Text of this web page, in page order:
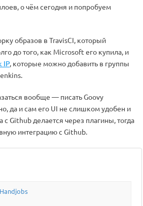
о чём сегодня и попробуем
образов в TravisCI, который
до того, как Microsoft его купила, и
IP, которые можно добавить в группы
вообще — писать Goovy
да и сам его UI не слишком удобен и
с Github делается через плагины, тогда
интеграцию с Github.